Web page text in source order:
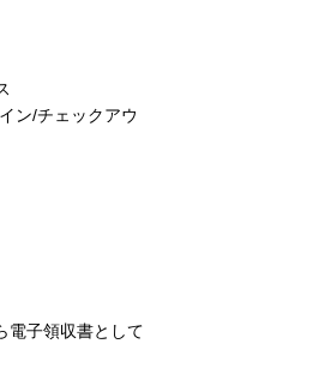
ン/チェックアウ
電子領収書として